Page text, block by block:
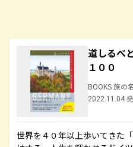
道しるべ
１００
BOOKS 旅の
2022.11.04
世界を４０年以上歩いてきた